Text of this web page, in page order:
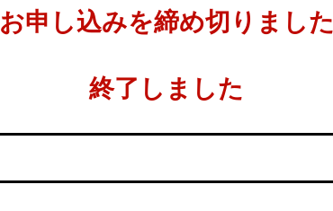
お申し込みを締め切りました
終了しました